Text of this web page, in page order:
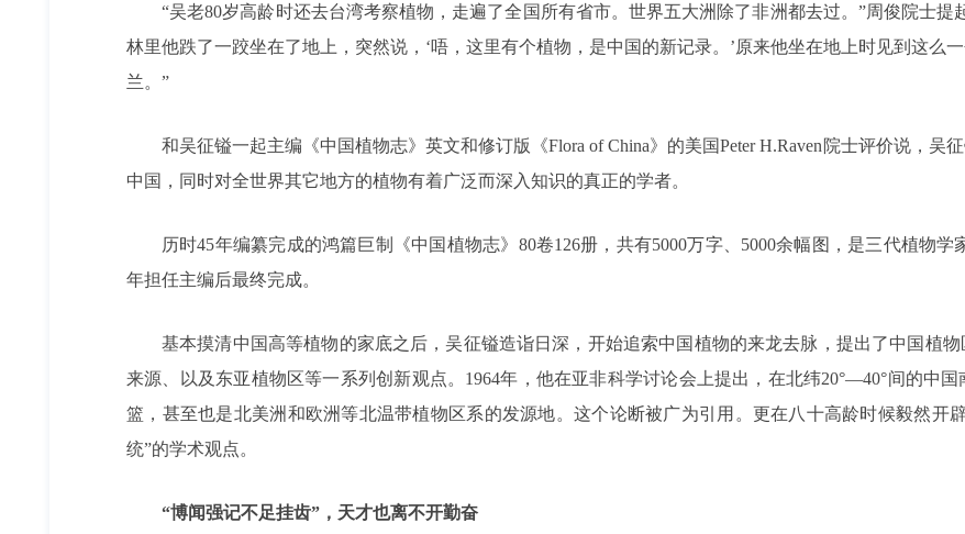
“吴老80岁高龄时还去台湾考察植物，走遍了全国所有省市。世界五大洲除了非洲都去过。”周俊院士
林里他跌了一跤坐在了地上，突然说，‘唔，这里有个植物，是中国的新记录。’原来他坐在地上时见到这么
兰。”
和吴征镒一起主编《中国植物志》英文和修订版《Flora of China》的美国Peter H.Raven院士评价说，
中国，同时对全世界其它地方的植物有着广泛而深入知识的真正的学者。
历时45年编纂完成的鸿篇巨制《中国植物志》80卷126册，共有5000万字、5000余幅图，是三代植物
年担任主编后最终完成。
基本摸清中国高等植物的家底之后，吴征镒造诣日深，开始追索中国植物的来龙去脉，提出了中国植
来源、以及东亚植物区等一系列创新观点。1964年，他在亚非科学讨论会上提出，在北纬20°―40°间的中
篮，甚至也是北美洲和欧洲等北温带植物区系的发源地。这个论断被广为引用。更在八十高龄时候毅然开
统”的学术观点。
“博闻强记不足挂齿”，天才也离不开勤奋